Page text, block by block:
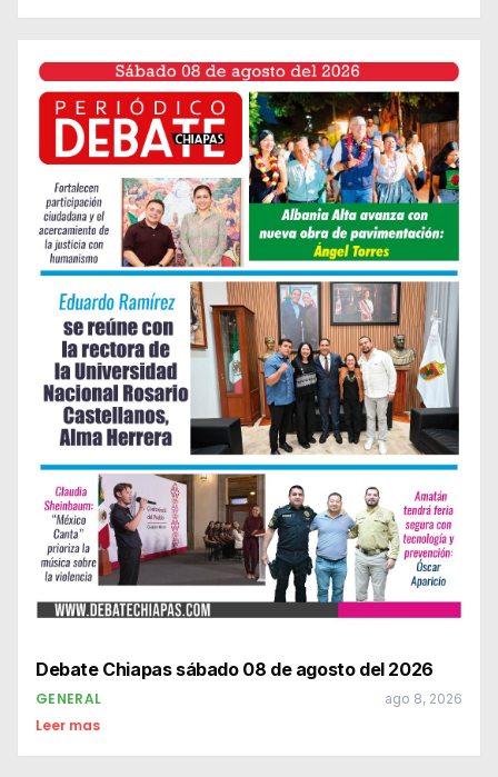
Debate Chiapas sábado 08 de agosto del 2026
GENERAL ago 8, 2026
Leer mas